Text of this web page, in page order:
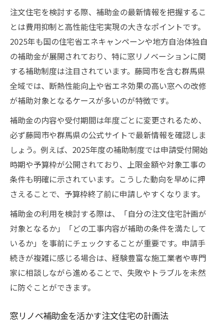
得
注文住宅計画時に知るべき窓リノベ補助金
情報
群馬県リフォーム補助金の申請タイミング
と注意点
最新の注文住宅向け窓リノベ補助金活用事
例
補助金取得を成功させる注文住宅のポイン
ト
藤岡市の住宅改修で使える窓補助金の手順
理想の注文住宅には藤岡市の窓補助金が強い味
方
注文住宅の理想を叶える窓リノベ補助金戦
略
藤岡市窓リノベ補助金が注文住宅に与える
影響
注文住宅で補助金を最大限活用するための
秘訣
藤岡市住宅改修補助金の選び方と注意点
注文住宅を検討する際、補助金の最新情報を把握するこ
とは費用抑制と高性能住宅実現の大きなポイントです。
2025年も国の住宅省エネキャンペーンや地方自治体独自
の補助金が展開されており、特に窓リノベーションに関
する補助制度は注目されています。藤岡市を含む群馬県
全域では、断熱性能向上や省エネ効果の高い窓への改修
が補助対象となるケースが多いのが特徴です。
補助金の内容や受付期間は年度ごとに変更されるため、
必ず藤岡市や群馬県の公式サイトで最新情報を確認しま
しょう。例えば、2025年度の補助制度では申請受付開始
時期や予算枠が公開されており、上限金額や対象工事の
条件も明確に示されています。こうした動向を早めに押
さえることで、予算枠終了前に申請しやすくなります。
補助金の利用を検討する際は、「自分の注文住宅計画が
対象となるか」「どの工事内容が補助の条件を満たして
いるか」を事前にチェックすることが重要です。申請手
続きが複雑に感じる場合は、経験豊富な施工業者や専門
家に相談しながら進めることで、失敗やトラブルを未然
に防ぐことができます。
窓リノベ補助金を活かす注文住宅の計画法